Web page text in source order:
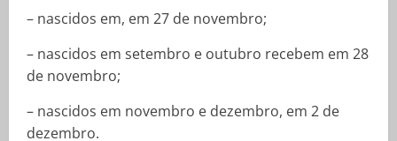
– nascidos em, em 27 de novembro;
– nascidos em setembro e outubro recebem em 28
de novembro;
– nascidos em novembro e dezembro, em 2 de
dezembro.